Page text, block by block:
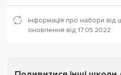
Інформація про набори
оновлення від 17.05.2022